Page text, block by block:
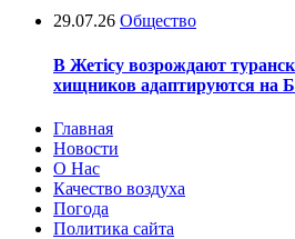
29.07.26 Общество
В Жетісу возрождают
хищников адаптируются на
Главная
Новости
О Нас
Качество воздуха
Погода
Политика сайта